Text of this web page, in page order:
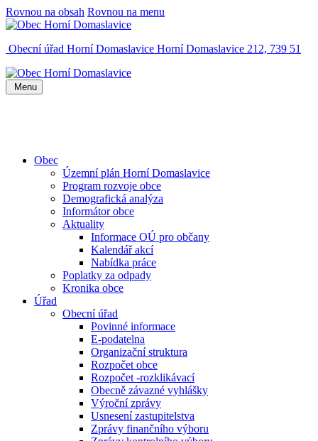
Rovnou na obsah Rovnou na menu
Obecní úřad Horní Domaslavice Horní Domaslavice 212, 739 51
Menu
Obec
Územní plán Horní Domaslavice
Program rozvoje obce
Demografická analýza
Informátor obce
Aktuality
Informace OÚ pro občany
Kalendář akcí
Nabídka práce
Poplatky za odpady
Kronika obce
Úřad
Obecní úřad
Povinné informace
E-podatelna
Organizační struktura
Rozpočet obce
Rozpočet -rozklikávací
Obecně závazné vyhlášky
Výroční zprávy
Usnesení zastupitelstva
Zprávy finančního výboru